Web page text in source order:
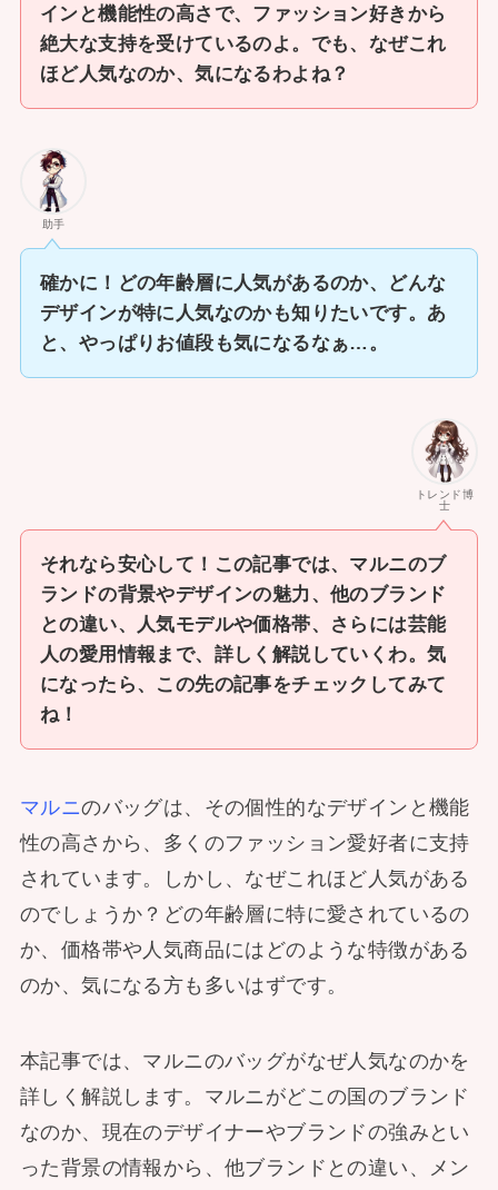
インと機能性の高さで、ファッション好きから
絶大な支持を受けているのよ。でも、なぜこれ
ほど人気なのか、気になるわよね？
助手
確かに！どの年齢層に人気があるのか、どんな
デザインが特に人気なのかも知りたいです。あ
と、やっぱりお値段も気になるなぁ…。
トレンド博
士
それなら安心して！この記事では、マルニのブ
ランドの背景やデザインの魅力、他のブランド
との違い、人気モデルや価格帯、さらには芸能
人の愛用情報まで、詳しく解説していくわ。気
になったら、この先の記事をチェックしてみて
ね！
マルニのバッグは、その個性的なデザインと機能
性の高さから、多くのファッション愛好者に支持
されています。しかし、なぜこれほど人気がある
のでしょうか？どの年齢層に特に愛されているの
か、価格帯や人気商品にはどのような特徴がある
のか、気になる方も多いはずです。
本記事では、マルニのバッグがなぜ人気なのかを
詳しく解説します。マルニがどこの国のブランド
なのか、現在のデザイナーやブランドの強みとい
った背景の情報から、他ブランドとの違い、メン